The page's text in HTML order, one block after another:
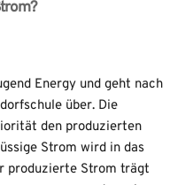
Energy und geht nach
über. Die
den produzierten
Strom wird in das
produzierte Strom trägt